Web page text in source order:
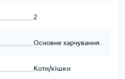
2
Основне харчування
Коти/кішки